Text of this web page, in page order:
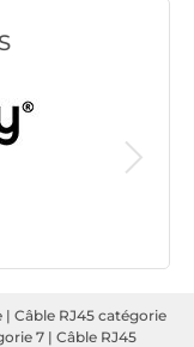
Câble
| Câble RJ45 catégorie
7 | Câble RJ45